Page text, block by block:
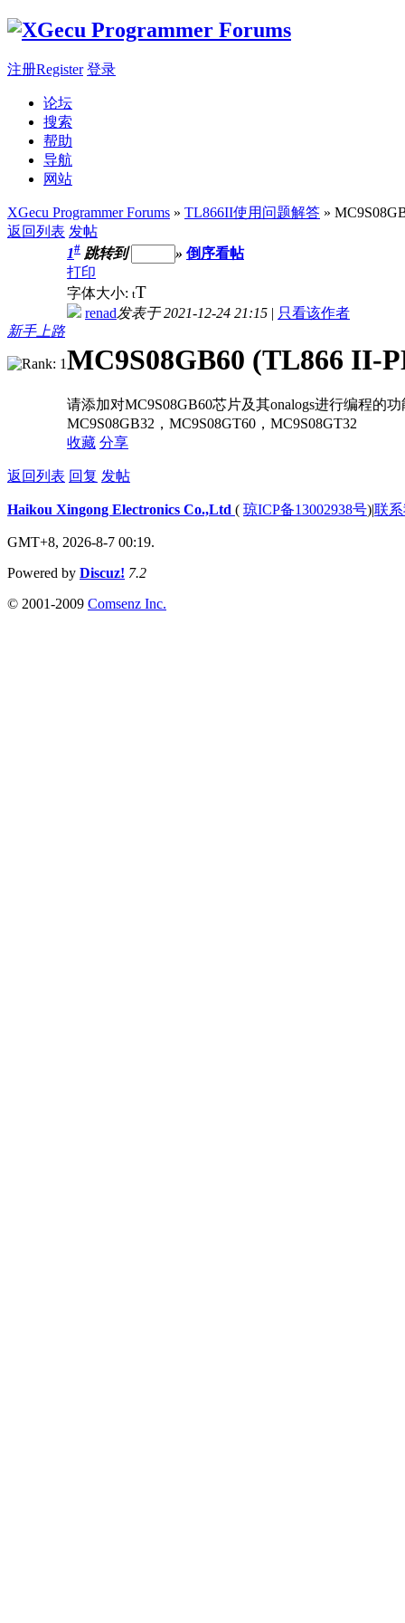
注册Register 登录
论坛
搜索
帮助
导航
网站
XGecu Programmer Forums » TL866II使用问题解答 »
返回列表 发帖
新手上路
1# 跳转到 » 倒序看帖
打印
字体大小: tT
renad发表于 2021-12-24 21:15 | 只看该作者
MC9S08GB60 (TL866 II-
请添加对MC9S08GB60芯片及其onalogs进行编程的功
MC9S08GB32，MC9S08GT60，MC9S08GT32
收藏 分享
返回列表 回复 发帖
Haikou Xingong Electronics Co.,Ltd ( 琼ICP备13002938号)|联
GMT+8, 2026-8-7 00:19.
Powered by Discuz! 7.2
© 2001-2009 Comsenz Inc.